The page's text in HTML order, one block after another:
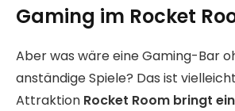
Gaming im Rocket
Aber was wäre eine Gaming-Bar
anständige Spiele? Das ist
Attraktion Rocket Room bringt